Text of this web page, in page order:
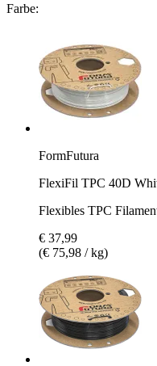
Farbe:
FormFutura
FlexiFil TPC 40D
Flexibles TPC
€ 37,99
(€ 75,98 / kg)